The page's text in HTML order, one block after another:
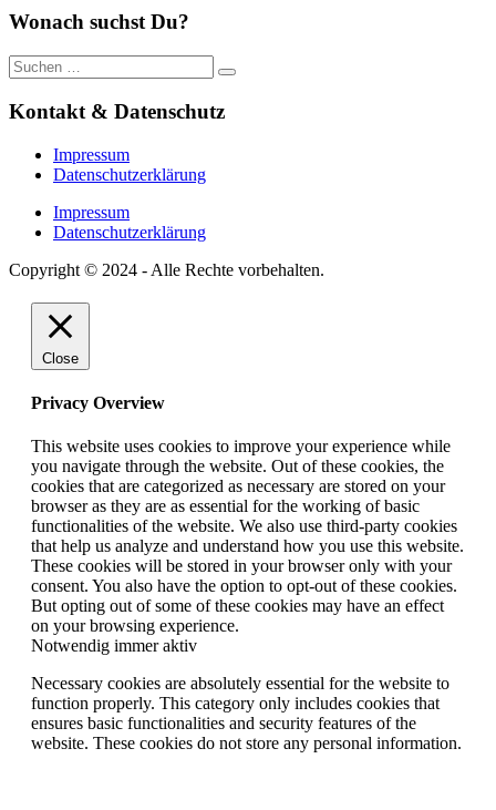
Wonach suchst Du?
Suche
nach:
Kontakt & Datenschutz
Impressum
Datenschutzerklärung
Impressum
Datenschutzerklärung
Copyright © 2024 - Alle Rechte vorbehalten.
Close
Privacy Overview
This website uses cookies to improve your experience while
you navigate through the website. Out of these cookies, the
cookies that are categorized as necessary are stored on your
browser as they are as essential for the working of basic
functionalities of the website. We also use third-party cookies
that help us analyze and understand how you use this website.
These cookies will be stored in your browser only with your
consent. You also have the option to opt-out of these cookies.
But opting out of some of these cookies may have an effect
on your browsing experience.
Notwendig immer aktiv
Necessary cookies are absolutely essential for the website to
function properly. This category only includes cookies that
ensures basic functionalities and security features of the
website. These cookies do not store any personal information.